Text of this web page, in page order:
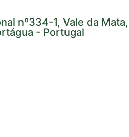
nº334-1, Vale da Mata,
- Portugal